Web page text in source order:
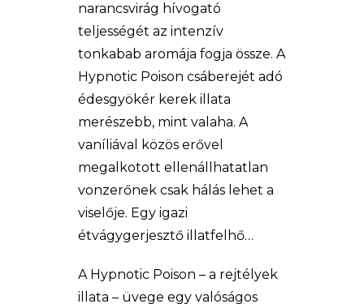
narancsvirág hívogató
teljességét az intenzív
tonkabab aromája fogja össze. A
Hypnotic Poison csáberejét adó
édesgyökér kerek illata
merészebb, mint valaha. A
vaníliával közös erővel
megalkotott ellenállhatatlan
vonzerőnek csak hálás lehet a
viselője. Egy igazi
étvágygerjesztő illatfelhő…
A Hypnotic Poison – a rejtélyek
illata – üvege egy valóságos